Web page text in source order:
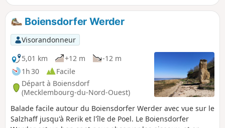
Boiensdorfer Werder
Visorandonneur
5,01 km
+12 m
-12 m
1h 30
Facile
Départ à Boiensdorf
(Mecklembourg-du-Nord-Ouest)
Balade facile autour du Boiensdorfer Werder avec vue sur le
Salzhaff jusqu'à Rerik et l'île de Poel. Le Boiensdorfer